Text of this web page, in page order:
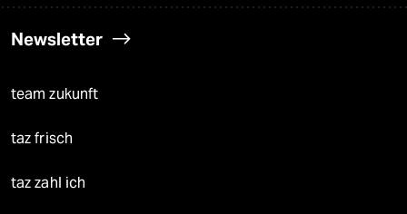
Newsletter
team zukunft
taz frisch
taz zahl ich